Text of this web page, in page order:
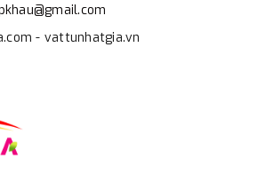
- vattunhatgia.vn